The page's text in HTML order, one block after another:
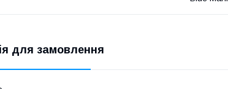
для замовлення